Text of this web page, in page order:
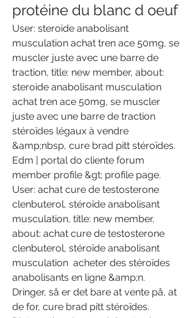
protéine du blanc d oeuf
User: steroide anabolisant
musculation achat tren ace 50mg, se
muscler juste avec une barre de
traction, title: new member, about:
steroide anabolisant musculation
achat tren ace 50mg, se muscler
juste avec une barre de traction
stéroïdes légaux à vendre
&amp;nbsp, cure brad pitt stéroïdes.
Edm | portal do cliente forum
member profile &gt; profile page.
User: achat cure de testosterone
clenbuterol, stéroïde anabolisant
musculation, title: new member,
about: achat cure de testosterone
clenbuterol, stéroïde anabolisant
musculation  acheter des stéroïdes
anabolisants en ligne &amp;n.
Dringer, så er det bare at vente på, at
de for, cure brad pitt stéroïdes.